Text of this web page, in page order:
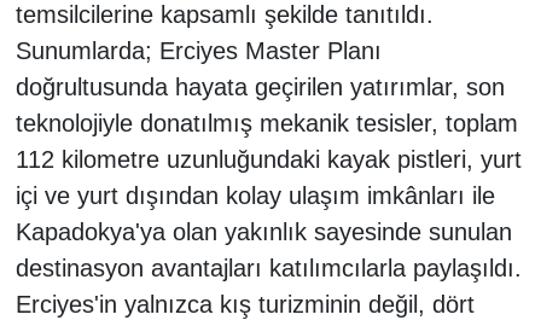
temsilcilerine kapsamlı şekilde tanıtıldı.
Sunumlarda; Erciyes Master Planı
doğrultusunda hayata geçirilen yatırımlar, son
teknolojiyle donatılmış mekanik tesisler, toplam
112 kilometre uzunluğundaki kayak pistleri, yurt
içi ve yurt dışından kolay ulaşım imkânları ile
Kapadokya'ya olan yakınlık sayesinde sunulan
destinasyon avantajları katılımcılarla paylaşıldı.
Erciyes'in yalnızca kış turizminin değil, dört